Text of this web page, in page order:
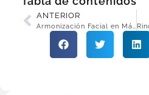
ANTERIOR
Armonización Facial en Málaga, Fuengirola y Benalmádena: Balance y Belleza Total